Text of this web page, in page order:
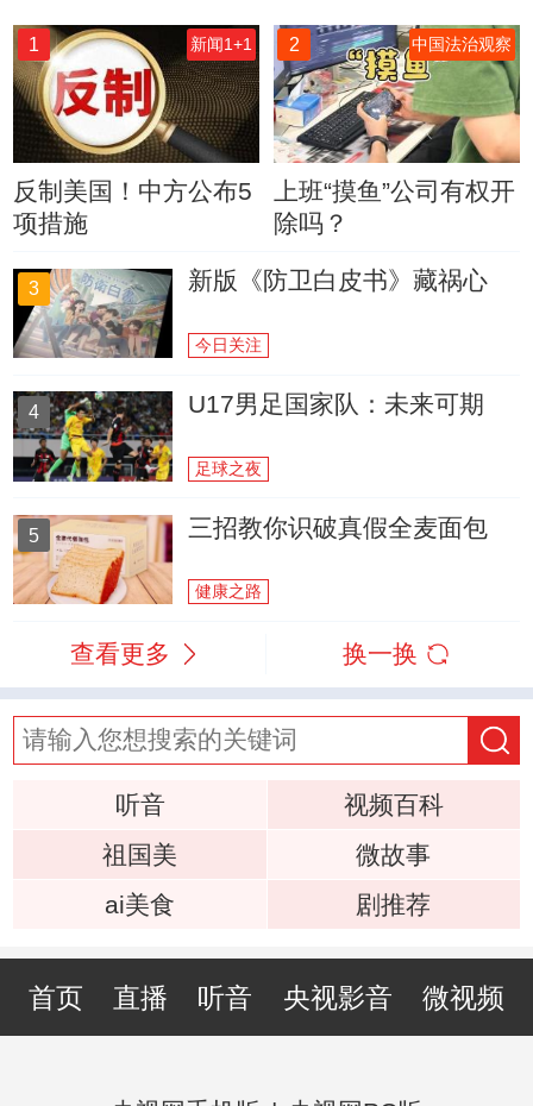
1 新闻1+1
反制美国！中方公布5
项措施
2 中国法治观察
上班“摸鱼”公司有权开
除吗？
3 新版《防卫白皮书》藏祸心
今日关注
4 U17男足国家队：未来可期
足球之夜
5 三招教你识破真假全麦面包
健康之路
查看更多 换一换
听音
视频百科
祖国美
微故事
ai美食
剧推荐
首页 直播 听音 央视影音 微视频